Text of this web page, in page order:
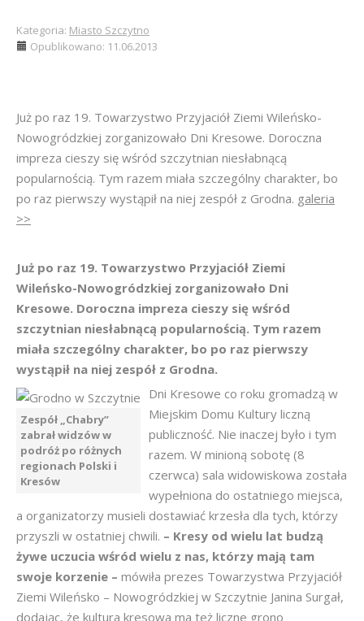
Kategoria: Miasto Szczytno
Opublikowano: 11.06.2013
Już po raz 19. Towarzystwo Przyjaciół Ziemi Wileńsko-
Nowogródzkiej zorganizowało Dni Kresowe. Doroczna
impreza cieszy się wśród szczytnian niesłabnącą
popularnością. Tym razem miała szczególny charakter, bo
po raz pierwszy wystąpił na niej zespół z Grodna. galeria
>>
Już po raz 19. Towarzystwo Przyjaciół Ziemi
Wileńsko-Nowogródzkiej zorganizowało Dni
Kresowe. Doroczna impreza cieszy się wśród
szczytnian niesłabnącą popularnością. Tym razem
miała szczególny charakter, bo po raz pierwszy
wystąpił na niej zespół z Grodna.
Zespół „Chabry”
zabrał widzów w
podróż po różnych
regionach Polski i
Kresów
Dni Kresowe co roku gromadzą w
Miejskim Domu Kultury liczną
publiczność. Nie inaczej było i tym
razem. W minioną sobotę (8
czerwca) sala widowiskowa została
wypełniona do ostatniego miejsca,
a organizatorzy musieli dostawiać krzesła dla tych, którzy
przyszli w ostatniej chwili. – Kresy od wielu lat budzą
żywe uczucia wśród wielu z nas, którzy mają tam
swoje korzenie – mówiła prezes Towarzystwa Przyjaciół
Ziemi Wileńsko – Nowogródzkiej w Szczytnie Janina Surgał,
dodając, że kultura kresowa ma też liczne grono